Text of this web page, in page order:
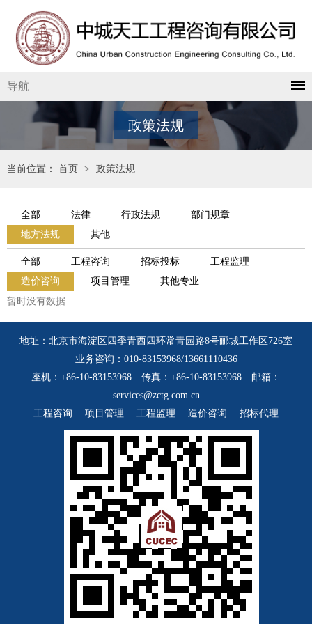
导航
政策法规
当前位置： 首页 > 政策法规
全部 法律 行政法规
部门规章
地方法规
其他
全部 工程咨询 招标投标
工程监理
造价咨询
项目管理
其他专业
暂时没有数据
地址：北京市海淀区四季青西四环常青园路8号郦城工作区726室
业务咨询：010-83153968/13661110436
座机：+86-10-83153968 传真：+86-10-83153968 邮箱：
services@zctg.com.cn
工程咨询
项目管理 工程监理 造价咨询 招标代理